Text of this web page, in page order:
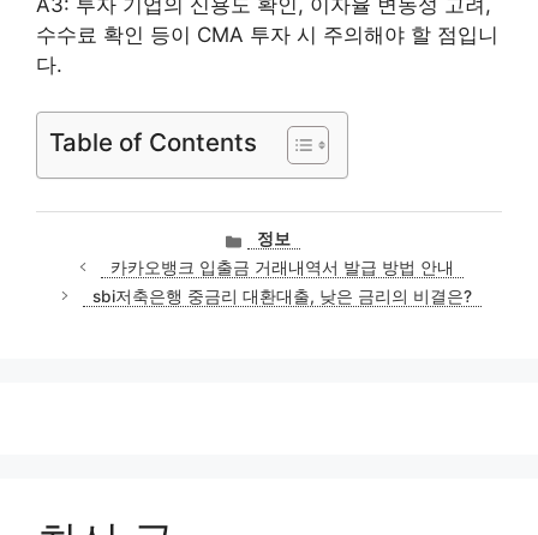
A3: 투자 기업의 신용도 확인, 이자율 변동성 고려,
수수료 확인 등이 CMA 투자 시 주의해야 할 점입니
다.
Table of Contents
카
테
고
리
정보
카카오뱅크 입출금 거래내역서 발급 방법 안내
sbi저축은행 중금리 대환대출, 낮은 금리의 비결은?